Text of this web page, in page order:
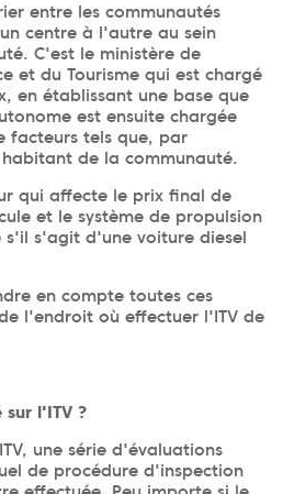
entre les communautés
centre à l'autre au sein
C'est le ministère de
et du Tourisme qui est chargé
en établissant une base que
est ensuite chargée
facteurs tels que, par
de la communauté.
qui affecte le prix final de
et le système de propulsion
s'agit d'une voiture diesel
en compte toutes ces
l'endroit où effectuer l'ITV de
l'ITV ?
une série d'évaluations
de procédure d'inspection